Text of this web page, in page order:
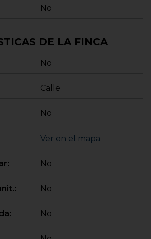
tu cambio se lo más sencillo
en el 935461144 y en,
No
DE LA FINCA
No
Calle
No
Ver en el mapa
: No
: No
: No